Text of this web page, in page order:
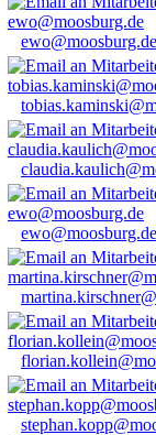
ewo@moosburg.de
ewo@moosburg.de